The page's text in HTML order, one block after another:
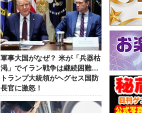
軍事大国がなぜ？ 米が「兵器枯
渇」でイラン戦争は継続困難…
トランプ大統領がヘグセス国防
長官に激怒！